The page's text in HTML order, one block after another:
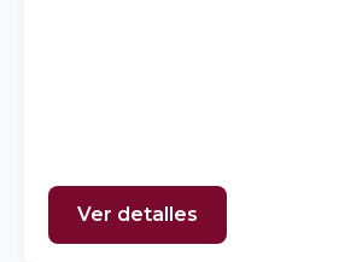
Ver detalles